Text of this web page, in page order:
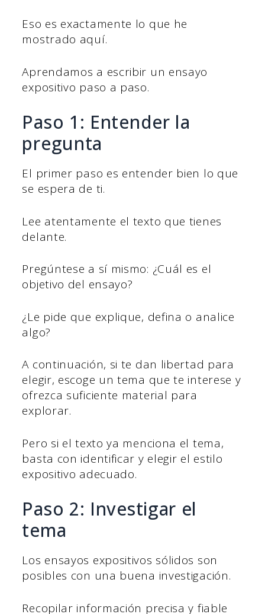
Eso es exactamente lo que he
mostrado aquí.
Aprendamos a escribir un ensayo
expositivo paso a paso.
Paso 1: Entender la
pregunta
El primer paso es entender bien lo que
se espera de ti.
Lee atentamente el texto que tienes
delante.
Pregúntese a sí mismo: ¿Cuál es el
objetivo del ensayo?
¿Le pide que explique, defina o analice
algo?
A continuación, si te dan libertad para
elegir, escoge un tema que te interese y
ofrezca suficiente material para
explorar.
Pero si el texto ya menciona el tema,
basta con identificar y elegir el estilo
expositivo adecuado.
Paso 2: Investigar el
tema
Los ensayos expositivos sólidos son
posibles con una buena investigación.
Recopilar información precisa y fiable